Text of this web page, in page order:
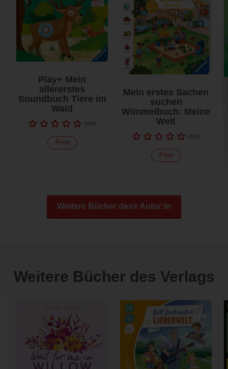
Play+ Mein
allererstes
Soundbuch Tiere im
Wald
(293)
Print
Mein erstes Sachen
suchen
Wimmelbuch: Meine
Welt
(328)
Print
Weitere Bücher des/r Autor:in
Weitere Bücher des Verlags